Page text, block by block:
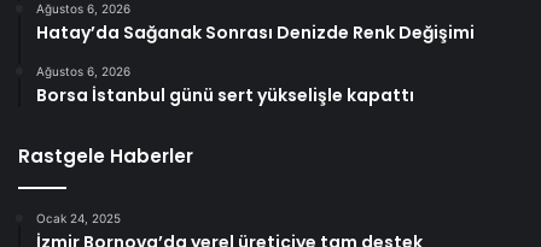
Ağustos 6, 2026
Hatay’da Sağanak Sonrası Denizde Renk Değişimi
Ağustos 6, 2026
Borsa İstanbul günü sert yükselişle kapattı
Rastgele Haberler
Ocak 24, 2025